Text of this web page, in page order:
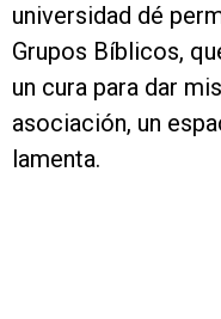
universidad dé
Grupos Bíblicos,
un cura para dar
asociación, un
lamenta.